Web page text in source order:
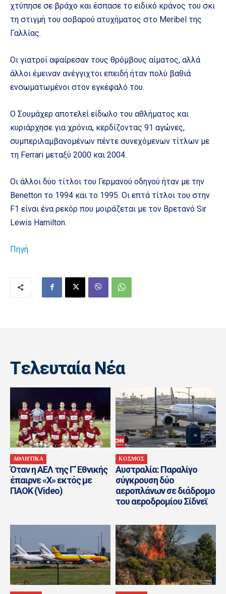
χτύπησε σε βράχο και έσπασε το ειδικό κράνος του σκι
τη στιγμή του σοβαρού ατυχήματος στο Meribel της
Γαλλίας.
Οι γιατροί αφαίρεσαν τους θρόμβους αίματος, αλλά
άλλοι έμειναν ανέγγιχτοι επειδή ήταν πολύ βαθιά
ενσωματωμένοι στον εγκέφαλό του.
Ο Σουμάχερ αποτελεί είδωλο του αθλήματος και
κυριάρχησε για χρόνια, κερδίζοντας 91 αγώνες,
συμπεριλαμβανομένων πέντε συνεχόμενων τίτλων με
τη Ferrari μεταξύ 2000 και 2004.
Οι άλλοι δύο τίτλοι του Γερμανού οδηγού ήταν με την
Benetton το 1994 και το 1995. Οι επτά τίτλοι του στην
F1 είναι ένα ρεκόρ που μοιράζεται με τον Βρετανό Sir
Lewis Hamilton.
Πηγή
Tελευταία Nέα
ΑΘΛΗΤΙΚΑ
Όταν η ΑΕΛ της Γ’ Εθνικής
έπαιρνε «Χ» εκτός με
ΠΑΟΚ (Video)
ΚΟΣΜΟΣ
Αυστραλία: Παραλίγο
σύγκρουση δύο
αεροπλάνων σε διάδρομο
του αεροδρομίου Σίδνεϊ